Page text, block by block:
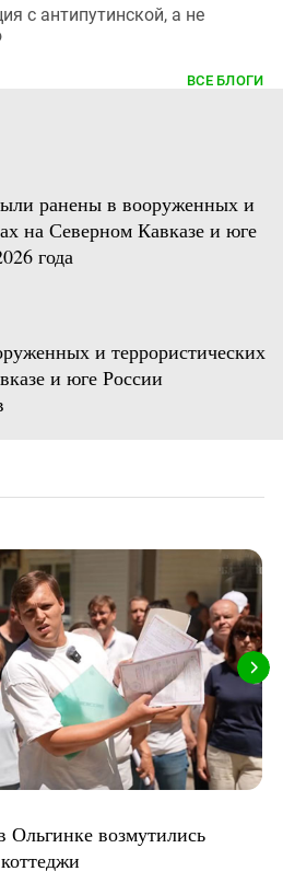
с антипутинской, а не
ВСЕ БЛОГИ
ранены в вооруженных и
на Северном Кавказе и юге
года
и террористических
и юге России
Ольгинке возмутились